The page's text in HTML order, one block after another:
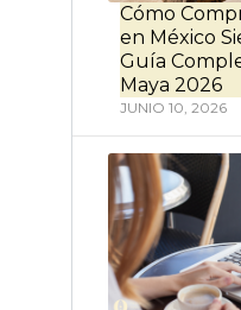
Cómo
en México
Guía
Maya 2026
JUNIO 10, 2026